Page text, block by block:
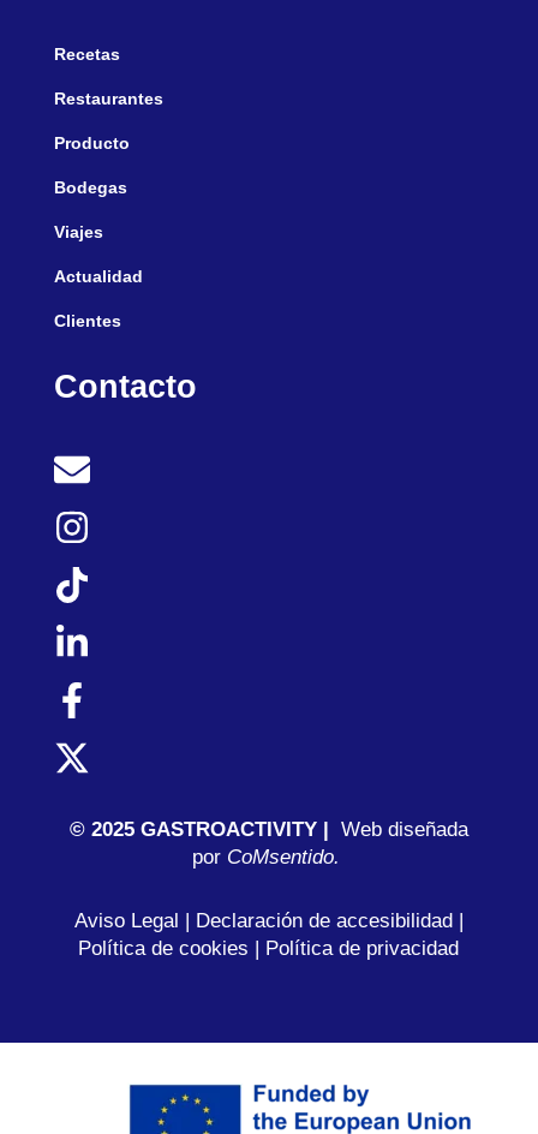
Recetas
Restaurantes
Producto
Bodegas
Viajes
Actualidad
Clientes
Contacto
© 2025 GASTROACTIVITY |
Web diseñada
porCoMsentido.
Aviso Legal Declaración de accesibilidad
Política de cookies
Política de privacidad